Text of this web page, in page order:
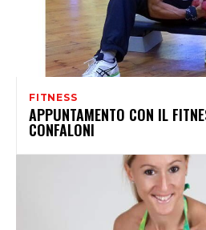
FITNESS
APPUNTAMENTO CON IL
CONFALONI